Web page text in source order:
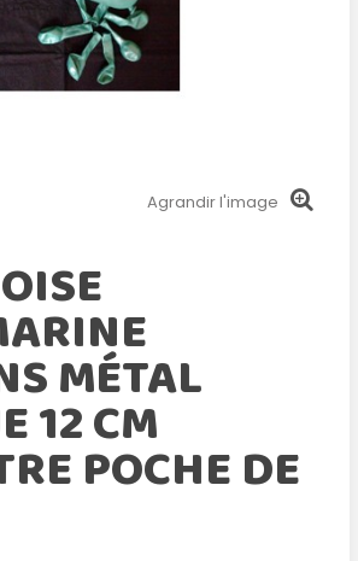
Agrandir l'image
MÉTAL
12 CM
POCHE DE